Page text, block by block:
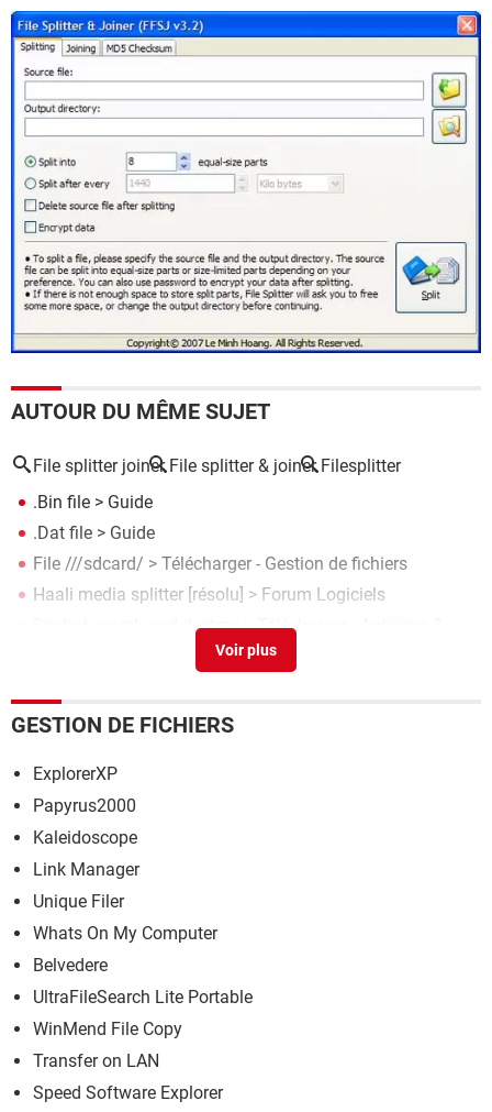
AUTOUR DU MÊME SUJET
File splitter joiner File splitter & joiner Filesplitter
.Bin file > Guide
.Dat file > Guide
File ///sdcard/ > Télécharger - Gestion de fichiers
Haali media splitter [résolu] > Forum Logiciels
Spybot search and destroy> Télécharger - Antivirus &
GESTION DE FICHIERS
ExplorerXP
Papyrus2000
Kaleidoscope
Link Manager
Unique Filer
Whats On My Computer
Belvedere
UltraFileSearch Lite Portable
WinMend File Copy
Transfer on LAN
Speed Software Explorer